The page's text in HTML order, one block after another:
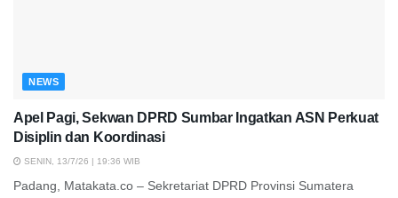
NEWS
Apel Pagi, Sekwan DPRD Sumbar Ingatkan ASN Perkuat
Disiplin dan Koordinasi
SENIN, 13/7/26 | 19:36 WIB
Padang, Matakata.co – Sekretariat DPRD Provinsi Sumatera